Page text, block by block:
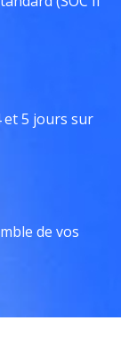
et 5 jours sur
de vos